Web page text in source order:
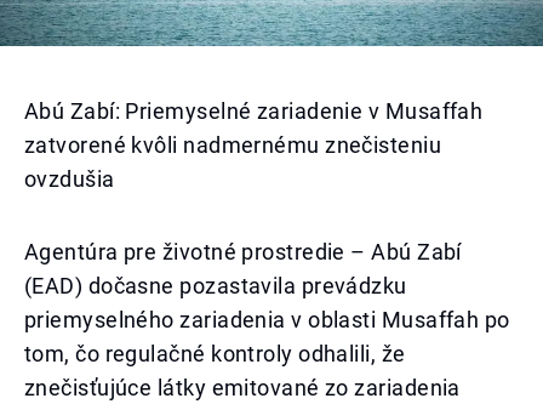
Abú Zabí: Priemyselné zariadenie v Musaffah
zatvorené kvôli nadmernému znečisteniu
ovzdušia
Agentúra pre životné prostredie – Abú Zabí
(EAD) dočasne pozastavila prevádzku
priemyselného zariadenia v oblasti Musaffah po
tom, čo regulačné kontroly odhalili, že
znečisťujúce látky emitované zo zariadenia